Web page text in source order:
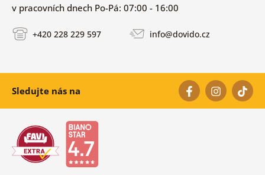
v pracovních dnech Po-Pá: 07:00 - 16:00
+420 228 229 597 info@dovido.cz
Sledujte nás na